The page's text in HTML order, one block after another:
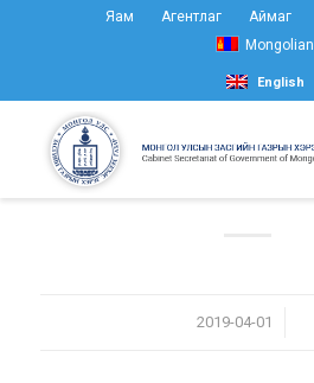
Яам Агентлаг Аймаг
Mongolian
English
2019-04-01
/